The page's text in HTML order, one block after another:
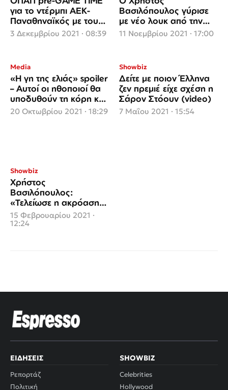
για το ντέρμπι ΑΕΚ-
Παναθηναϊκός με τους
Χρήστο Βασιλόπουλο
και Γιόζεφ Βάντσικ
3 Δεκεμβρίου 2021 · 08:39
Βασιλόπουλος γύρισε
με νέο λουκ από την
Αμερική και είναι ένας
άλλος (φωτο)
11 Νοεμβρίου 2021 · 17:00
Media
«Η γη της ελιάς» spoiler
– Αυτοί οι ηθοποιοί θα
υποδυθούν τη κόρη και
το γαμπρό του
Λυκούργου
20 Οκτωβρίου 2021 · 18:29
Showbiz
Δείτε με ποιον Έλληνα
ζεν πρεμιέ είχε σχέση η
Σάρον Στόουν (video)
7 Μαΐου 2021 · 15:54
Showbiz
Χρήστος
Βασιλόπουλος:
«Τελείωσε η ακρόαση
και μου ζήτησε να
γδυθώ, εντελώς...»
15 Φεβρουαρίου 2021 ·
12:24
ΕΙΔΉΣΕΙΣ
Ρεπορτάζ
Πολιτική
SHOWBIZ
Celebrities
Hollywood